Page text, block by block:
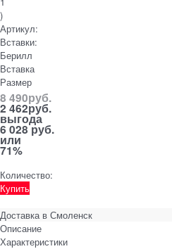
)
Артикул:
Вставки:
Берилл
Вставка
Размер
8 490руб.
2 462руб.
выгода
6 028 руб.
или
71%
Количество:
Купить
Доставка в Смоленск
Описание
Характеристики